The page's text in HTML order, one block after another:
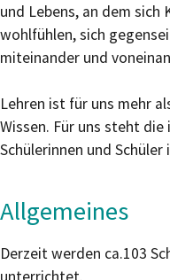
und Lebens, an dem sich
wohlfühlen, sich
miteinander und
Lehren ist für uns mehr
Wissen. Für uns steht
Schülerinnen und
Allgemeines
Derzeit werden ca.103